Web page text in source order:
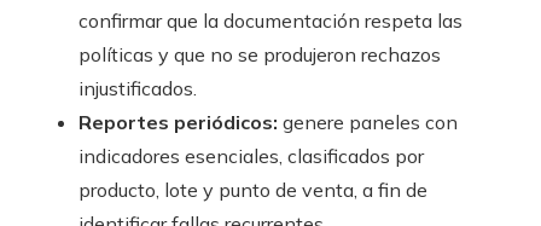
confirmar que la documentación respeta las
políticas y que no se produjeron rechazos
injustificados.
Reportes periódicos: genere paneles con
indicadores esenciales, clasificados por
producto, lote y punto de venta, a fin de